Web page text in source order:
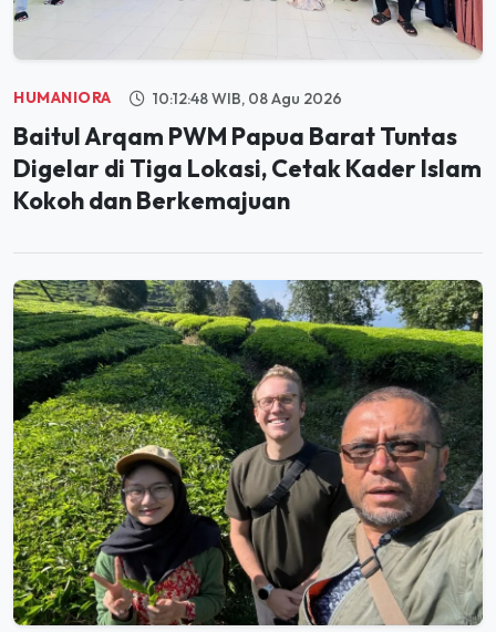
HUMANIORA 10:12:48 WIB, 08 Agu 2026
Baitul Arqam PWM Papua Barat Tuntas
Digelar di Tiga Lokasi, Cetak Kader Islam
Kokoh dan Berkemajuan